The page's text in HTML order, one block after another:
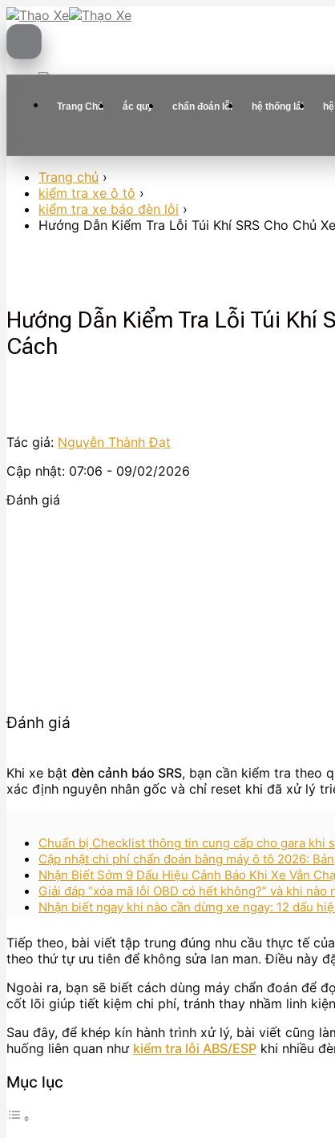
Skip
to
Trang Chủ ắc quy chẩn đoán lỗi hệ thống lái
Trang chủ ›
kiểm tra xe ô tô ›
kiểm tra xe báo đèn lỗi ›
Hướng Dẫn Kiểm Tra Lỗi Túi Khí SRS Cho Chủ
Hướng Dẫn Kiểm Tra Lỗi Túi Khí
Cách
Tác giả: Nguyễn Thành Đạt
Cập nhật: 07:06 - 09/02/2026
Đánh giá
Đánh giá
Khi xe bật đèn cảnh báo SRS, bạn cần kiểm tra theo
xác định nguyên nhân gốc và chỉ reset khi đã xử lý
Chuẩn bị Checklist thông tin cung cấp cho gara khi
Cập nhật chi phí chẩn đoán bằng máy ô tô 2026:
Nhận Biết Sớm 9 Dấu Hiệu Cảnh Báo Khi Xe Vẫn
Giải đáp “xóa mã lỗi OBD có hết không?” và khi
Nhận biết ngay khi nào cần dừng xe ngay: 12 dấu
Tiếp theo, bài viết tập trung đúng nhu cầu thực tế
theo thứ tự ưu tiên để không sửa lan man. Điều này
Ngoài ra, bạn sẽ biết cách dùng máy chẩn đoán để
cốt lõi giúp tiết kiệm chi phí, tránh thay nhầm linh
Sau đây, để khép kín hành trình xử lý, bài viết cũng
huống liên quan như kiểm tra lỗi ABS/ESP khi nhiều
Mục lục